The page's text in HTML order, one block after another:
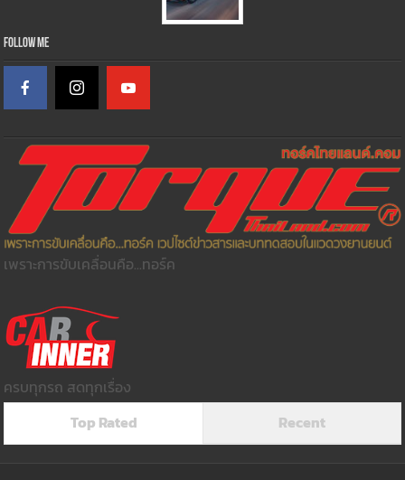
Follow Me
เพราะการขับเคลื่อนคือ...ทอร์ค
ครบทุกรถ สดทุกเรื่อง
Top Rated
Recent